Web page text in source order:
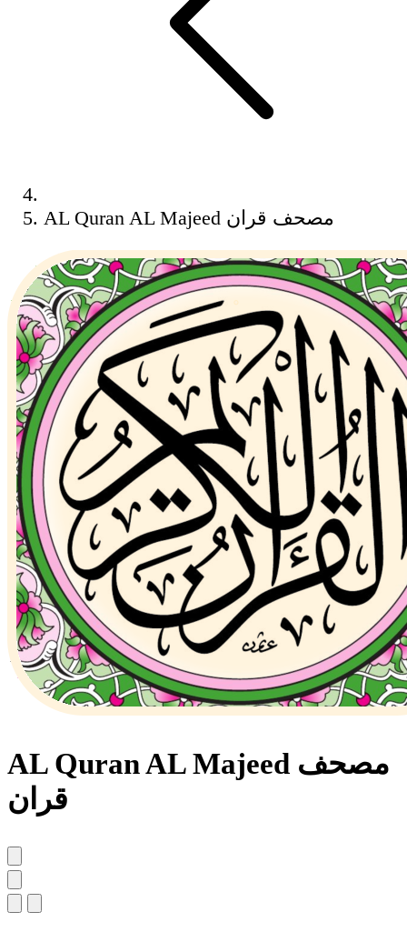
AL Quran AL Majeed مصحف قران
AL Quran AL Majeed مصحف
قران